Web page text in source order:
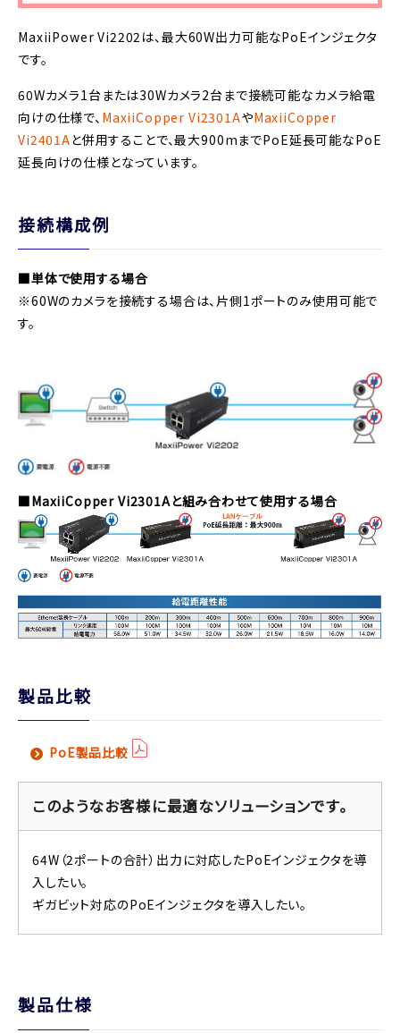
MaxiiPower Vi2202は、最大60W出力可能なPoEインジェクタ
です。
60Wカメラ1台または30Wカメラ2台まで接続可能なカメラ給電
向けの仕様で、 MaxiiCopper Vi2301AやMaxiiCopper
Vi2401Aと併用することで、最大900mまでPoE延長可能なPoE
延長向けの仕様となっています。
接続構成例
■単体で使用する場合
※60Wのカメラを接続する場合は、片側1ポートのみ使用可能で
す。
■MaxiiCopper Vi2301Aと組み合わせて使用する場合
製品比較
PoE製品比較
このようなお客様に最適なソリューションです。
64W（2ポートの合計）出力に対応したPoEインジェクタを導
入したい。
ギガビット対応のPoEインジェクタを導入したい。
製品仕様